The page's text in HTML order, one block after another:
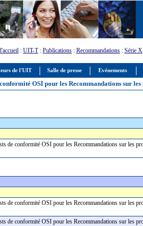
de l'UIT Salle de presse Evénements
: UIT-T: Publications : Recommandations : Série X
OSI pour les Recommandations sur
de conformité OSI pour les Recommandations sur les
de conformité OSI pour les Recommandations sur les
de conformité OSI pour les Recommandations sur les